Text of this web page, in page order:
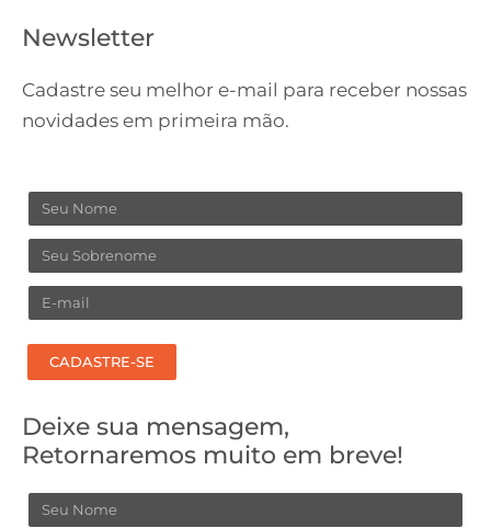
Newsletter
Cadastre seu melhor e-mail para receber nossas
novidades em primeira mão.
Nome
Sobrenome
Email
CADASTRE-SE
Deixe sua mensagem,
Retornaremos muito em breve!
Nome